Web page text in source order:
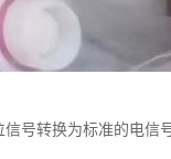
号转换为标准的电信